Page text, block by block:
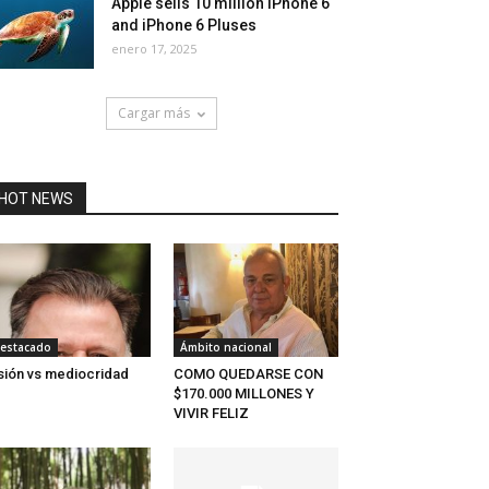
and iPhone 6 Pluses
enero 17, 2025
Cargar más
NEWS
vs mediocridad
Ámbito nacional
COMO QUEDARSE CON
$170.000 MILLONES Y
VIVIR FELIZ